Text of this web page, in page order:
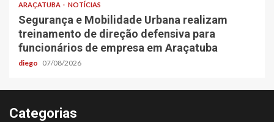
ARAÇATUBA NOTÍCIAS
Segurança e Mobilidade Urbana realizam
treinamento de direção defensiva para
funcionários de empresa em Araçatuba
diego 07/08/2026
Categorias